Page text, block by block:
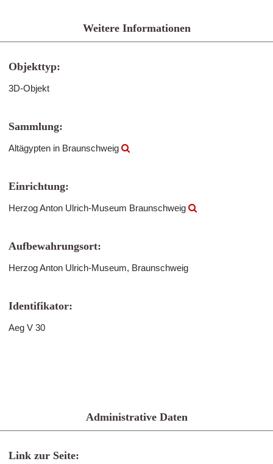
Weitere Informationen
Objekttyp:
3D-Objekt
Sammlung:
Altägypten in Braunschweig
Einrichtung:
Herzog Anton Ulrich-Museum Braunschweig
Aufbewahrungsort:
Herzog Anton Ulrich-Museum, Braunschweig
Identifikator:
Aeg V 30
Administrative Daten
Link zur Seite: